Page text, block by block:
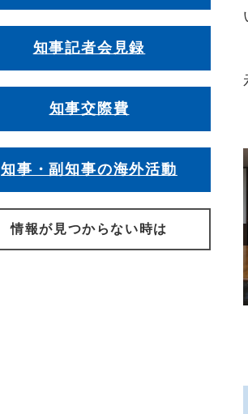
知事記者会見録
知事交際費
知事・副知事の海外活動
情報が見つからない時は